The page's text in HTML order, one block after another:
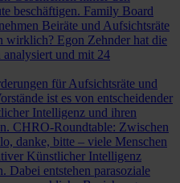
beschäftigen. Family Board
Beiräte und Aufsichtsräte
wirklich? Egon Zehnder hat die
analysiert und mit 24
für Aufsichtsräte und
ist es von entscheidender
Intelligenz und ihren
CHRO-Roundtable: Zwischen
danke, bitte – viele Menschen
Künstlicher Intelligenz
entstehen parasoziale